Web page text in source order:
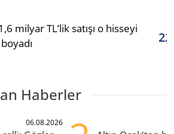
milyar TL’lik satışı o hisseyi
boyadı
Haberler
06.08.2026